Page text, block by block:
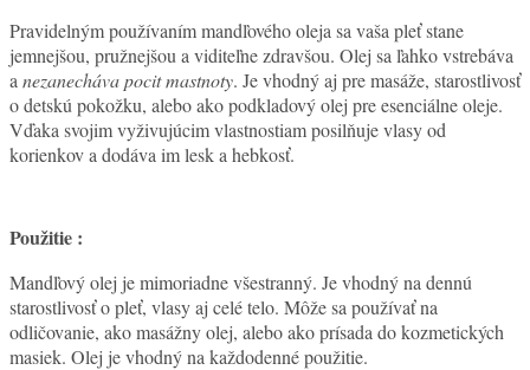
Pravidelným používaním mandľového oleja sa vaša pleť stane
jemnejšou, pružnejšou a viditeľne zdravšou. Olej sa ľahko vstrebáva
a nezanecháva pocit mastnoty. Je vhodný aj pre masáže, starostlivosť
o detskú pokožku, alebo ako podkladový olej pre esenciálne oleje.
Vďaka svojim vyživujúcim vlastnostiam posilňuje vlasy od
korienkov a dodáva im lesk a hebkosť.
Použitie :
Mandľový olej je mimoriadne všestranný. Je vhodný na dennú
starostlivosť o pleť, vlasy aj celé telo. Môže sa používať na
odličovanie, ako masážny olej, alebo ako prísada do kozmetických
masiek. Olej je vhodný na každodenné použitie.